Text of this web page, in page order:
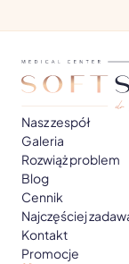
Nasz zespół
Galeria
Rozwiąż problem
Blog
Cennik
Najczęściej
Kontakt
Promocje